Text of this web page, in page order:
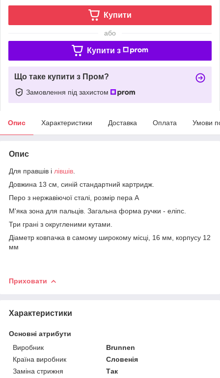
Купити
або
Купити з
Що таке купити з Пром?
Замовлення під захистом
Опис Характеристики Доставка Оплата Умови
Опис
Для правшів і лівшів
Довжина 13 см, синій стандартний картридж.
Перо з нержавіючої сталі, розмір пера А
М'яка зона для пальців. Загальна форма ручки - еліпс.
Три грані з округленими кутами.
Діаметр ковпачка в самому широкому місці, 16 мм, корпусу 12
мм
Приховати
Характеристики
Основні атрибути
Виробник
Brunnen
Країна виробник
Словенія
Заміна стрижня
Так